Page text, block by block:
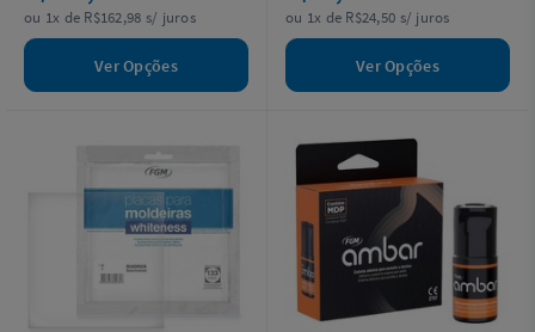
ou 1x de R$162,98 s/ juros
Ver Opções
ou 1x de R$24,50 s/ juros
Ver Opções